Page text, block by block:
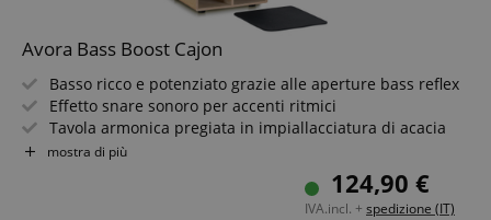
Avora Bass Boost Cajon
Basso ricco e potenziato grazie alle aperture bass reflex
Effetto snare sonoro per accenti ritmici
Tavola armonica pregiata in impiallacciatura di acacia
Maniglia integrata - facile da trasportare
mostra di più
124,90 €
IVA.incl. + spedizione (IT)